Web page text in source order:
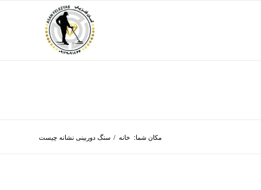
مکان شما: خانه / سنگ دوربینی نشانه چیست